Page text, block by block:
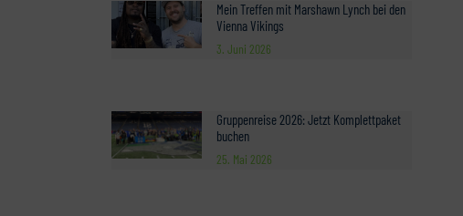
Mein Treffen mit Marshawn Lynch bei den
Vienna Vikings
3. Juni 2026
Gruppenreise 2026: Jetzt Komplettpaket
buchen
25. Mai 2026